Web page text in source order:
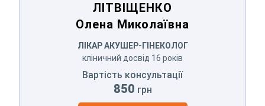
ЛІТВІЩЕНКО
Олена Миколаївна
ЛІКАР АКУШЕР-ГІНЕКОЛОГ
кліничний досвід 16 років
Вартість консультації
850 грн